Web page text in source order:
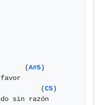
(A#5)
favor
(C5)
sin razón